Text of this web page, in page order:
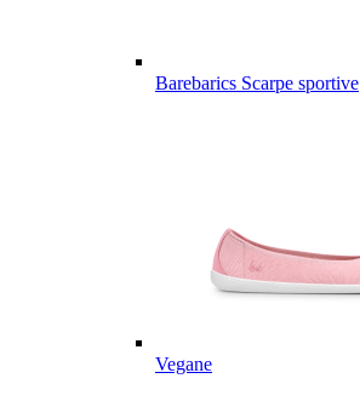
Barebarics Scarpe sportive
Vegane